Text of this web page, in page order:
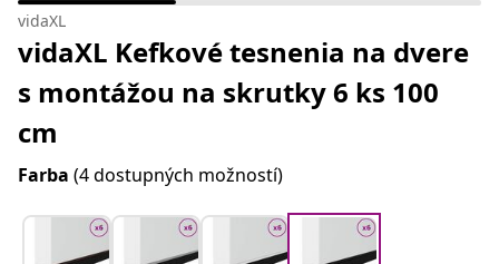
vidaXL
vidaXL Kefkové tesnenia na dvere
s montážou na skrutky 6 ks 100
cm
Farba (4 dostupných možností)